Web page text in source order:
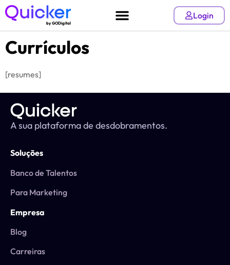
by GODigital
Login
Currículos
[resumes]
A sua plataforma de desdobramentos.
Soluções
Banco de Talentos
Para Marketing
Empresa
Blog
Carreiras